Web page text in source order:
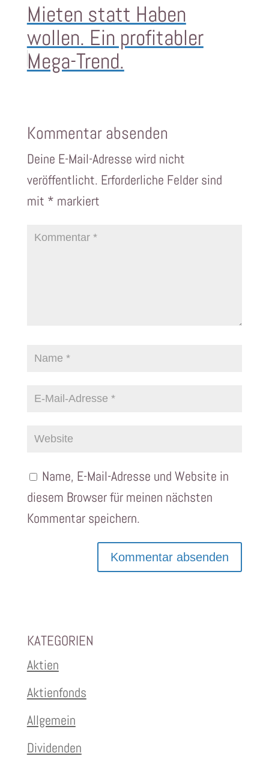
Mieten statt Haben
wollen. Ein profitabler
Mega-Trend.
Kommentar absenden
Deine E-Mail-Adresse wird nicht
veröffentlicht. Erforderliche Felder sind
mit * markiert
Name, E-Mail-Adresse und Website in
diesem Browser für meinen nächsten
Kommentar speichern.
KATEGORIEN
Aktien
Aktienfonds
Allgemein
Dividenden